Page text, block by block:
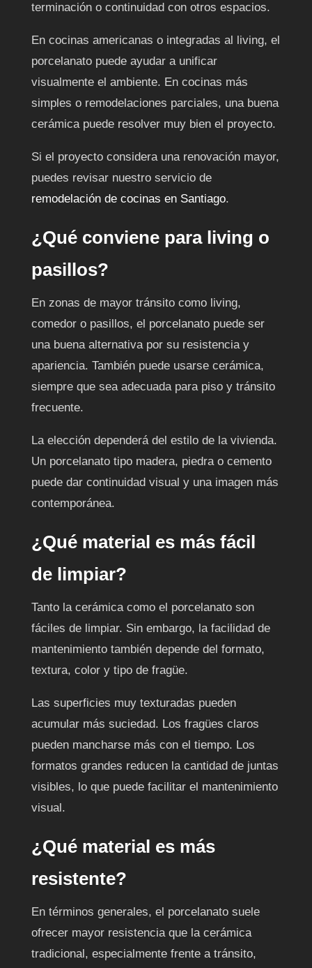
terminación o continuidad con otros espacios.
En cocinas americanas o integradas al living, el
porcelanato puede ayudar a unificar
visualmente el ambiente. En cocinas más
simples o remodelaciones parciales, una buena
cerámica puede resolver muy bien el proyecto.
Si el proyecto considera una renovación mayor,
puedes revisar nuestro servicio de
remodelación de cocinas en Santiago.
¿Qué conviene para living o
pasillos?
En zonas de mayor tránsito como living,
comedor o pasillos, el porcelanato puede ser
una buena alternativa por su resistencia y
apariencia. También puede usarse cerámica,
siempre que sea adecuada para piso y tránsito
frecuente.
La elección dependerá del estilo de la vivienda.
Un porcelanato tipo madera, piedra o cemento
puede dar continuidad visual y una imagen más
contemporánea.
¿Qué material es más fácil
de limpiar?
Tanto la cerámica como el porcelanato son
fáciles de limpiar. Sin embargo, la facilidad de
mantenimiento también depende del formato,
textura, color y tipo de fragüe.
Las superficies muy texturadas pueden
acumular más suciedad. Los fragües claros
pueden mancharse más con el tiempo. Los
formatos grandes reducen la cantidad de juntas
visibles, lo que puede facilitar el mantenimiento
visual.
¿Qué material es más
resistente?
En términos generales, el porcelanato suele
ofrecer mayor resistencia que la cerámica
tradicional, especialmente frente a tránsito,